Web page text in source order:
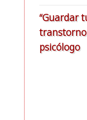
“Guardar
psicólogo